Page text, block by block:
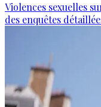
Violences sexuelles
des enquêtes